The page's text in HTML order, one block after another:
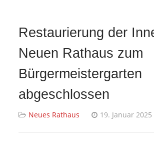
Restaurierung der
Neuen Rathaus zum
Bürgermeistergarten
abgeschlossen
Neues Rathaus 19. Januar 2025